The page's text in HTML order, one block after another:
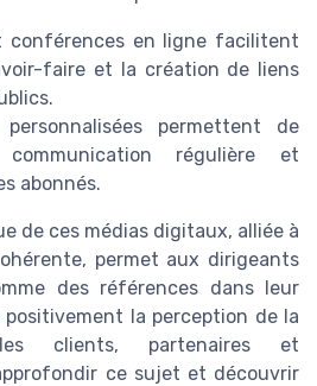
conférences en ligne facilitent
faire et la création de liens
permettent de
régulière et
abonnés.
de ces médias digitaux, alliée à
permet aux dirigeants
des références dans leur
positivement la perception de la
clients, partenaires et
ce sujet et découvrir